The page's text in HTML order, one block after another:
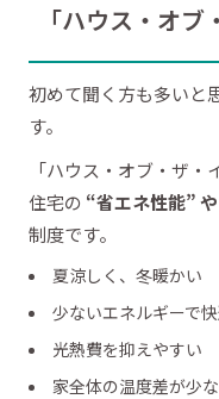
「ハウス・オ
初めて聞く方も多いと
す。
「ハウス・オブ・ザ・
住宅の “省エネ性能”
制度です。
夏涼しく、冬暖かい
少ないエネルギーで
光熱費を抑えやすい
家全体の温度差が少